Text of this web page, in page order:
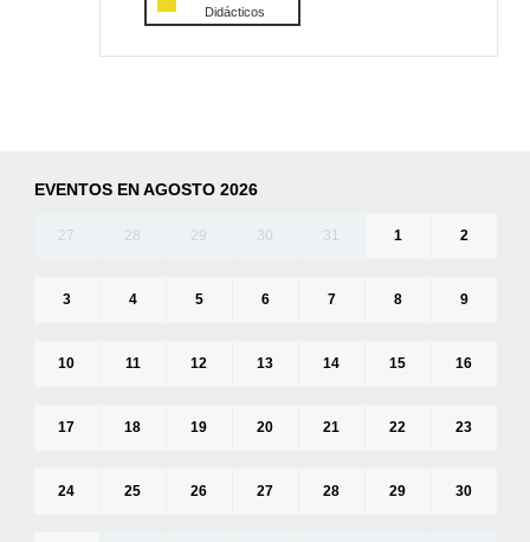
Didácticos
EVENTOS EN AGOSTO 2026
27 28 29 30 31 1 2
3 4 5 6 7 8 9
10 11 12 13 14 15 16
17 18 19 20 21 22 23
24 25 26 27 28 29 30